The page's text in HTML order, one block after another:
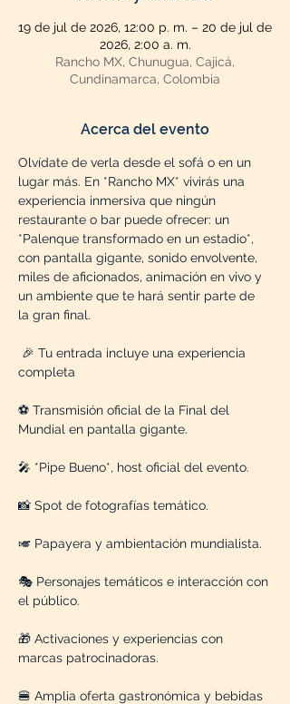
19 de jul de 2026, 12:00 p. m. – 20 de jul de
2026, 2:00 a. m.
Rancho MX, Chunugua, Cajicá,
Cundinamarca, Colombia
Acerca del evento
Olvídate de verla desde el sofá o en un
lugar más. En *Rancho MX* vivirás una
experiencia inmersiva que ningún
restaurante o bar puede ofrecer: un
*Palenque transformado en un estadio*,
con pantalla gigante, sonido envolvente,
miles de aficionados, animación en vivo y
un ambiente que te hará sentir parte de
la gran final.
completa
⚽ Transmisión oficial de la Final del
Mundial en pantalla gigante.
🎤 *Pipe Bueno*, host oficial del evento.
📸 Spot de fotografías temático.
🎺 Papayera y ambientación mundialista.
🎭 Personajes temáticos e interacción con
el público.
🎁 Activaciones y experiencias con
marcas patrocinadoras.
🍔 Amplia oferta gastronómica y bebidas